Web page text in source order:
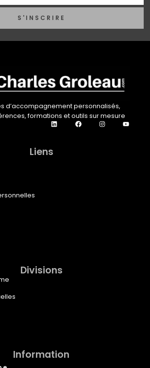
S'INSCRIRE
d’accompagnement personnalisés,
formations et outils sur mesure
Liens
Divisions
Information